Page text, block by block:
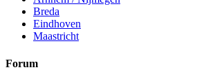
Breda
Eindhoven
Maastricht
Forum